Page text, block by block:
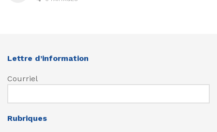
Lettre d’information
Courriel
Rubriques